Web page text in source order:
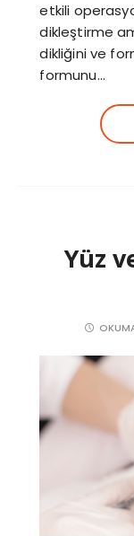
etkili
dikleştirme
dikliğini ve
formunu…
Yüz